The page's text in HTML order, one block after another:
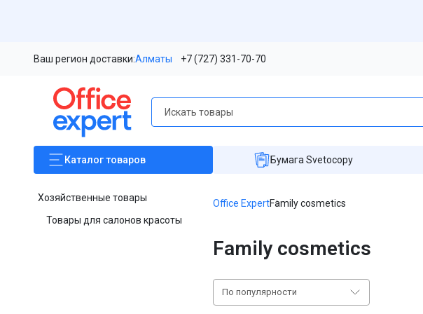
Ваш регион доставки:Алматы +7 (727) 331-70-70
Каталогтоваров Бумага Svetocopy
Хозяйственные товары
Товары для салонов красоты
Office ExpertFamily cosmetics
Family cosmetics
По популярности